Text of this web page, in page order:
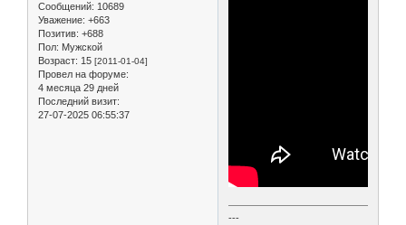
Сообщений: 10689
Уважение: +663
Позитив: +688
Пол: Мужской
Возраст: 15 [2011-01-04]
Провел на форуме:
4 месяца 29 дней
Последний визит:
27-07-2025 06:55:37
---